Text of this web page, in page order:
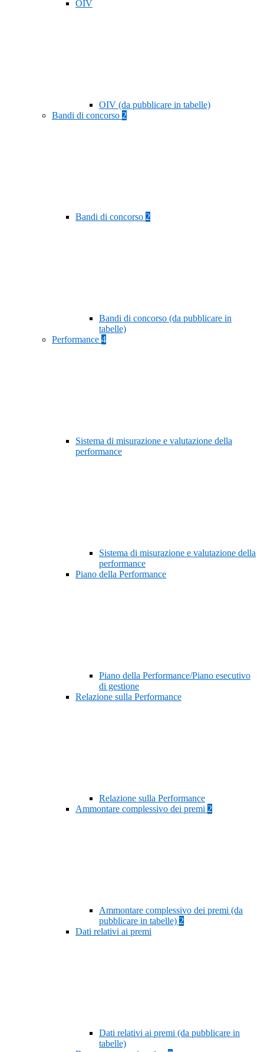
OIV
OIV (da pubblicare in tabelle)
Bandi di concorso 2
Bandi di concorso 2
Bandi di concorso (da pubblicare in
tabelle)
Performance 4
Sistema di misurazione e valutazione della
performance
Sistema di misurazione e valutazione della
performance
Piano della Performance
Piano della Performance/Piano esecutivo
di gestione
Relazione sulla Performance
Relazione sulla Performance
Ammontare complessivo dei premi 2
Ammontare complessivo dei premi (da
pubblicare in tabelle) 2
Dati relativi ai premi
Dati relativi ai premi (da pubblicare in
tabelle)